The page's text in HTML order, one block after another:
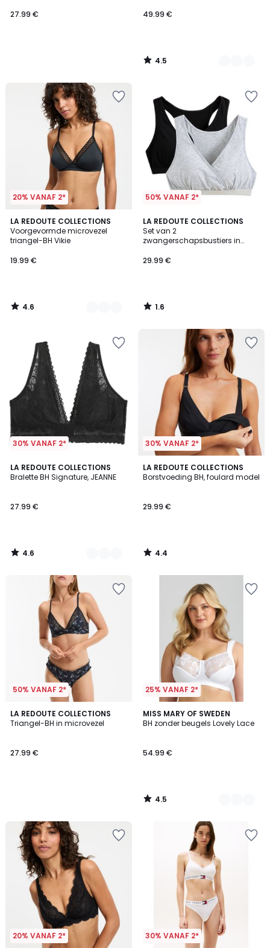
27.99 €
49.99 €
4.5
/
20% VANAF 2*
LA REDOUTE COLLECTIONS
Voorgevormde microvezel
triangel-BH Vikie
19.99 €
4.6
/ 5
3
Kleuren
4.6
/
50% VANAF 2*
LA REDOUTE COLLECTIONS
Set van 2
zwangerschapsbustiers in
29.99 €
1.6
/
5
1.6
/
30% VANAF 2*
LA REDOUTE COLLECTIONS
Bralette BH Signature, JEANNE
27.99 €
4.6
/ 5
3
Kleuren
4.6
/
30% VANAF 2*
LA REDOUTE COLLECTIONS
Borstvoeding BH, foulard model
29.99 €
4.4
/ 5
4.4
/
50% VANAF 2*
LA REDOUTE COLLECTIONS
Triangel-BH in microvezel
27.99 €
25% VANAF 2*
MISS MARY OF SWEDEN
BH zonder beugels Lovely Lace
54.99 €
4.5
/ 5
5
Kleuren
4.5
/
20% VANAF 2* 30% VANAF 2*